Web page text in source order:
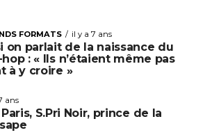
FORMATS il y a 7 ans
on parlait de la naissance du
: « Ils n’étaient même pas
à y croire »
ans
S.Pri Noir, prince de la